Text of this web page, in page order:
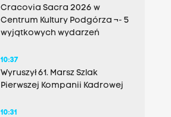
Cracovia Sacra 2026 w
Centrum Kultury Podgórza ¬- 5
wyjątkowych wydarzeń
10:37
Wyruszył 61. Marsz Szlak
Pierwszej Kompanii Kadrowej
10:31